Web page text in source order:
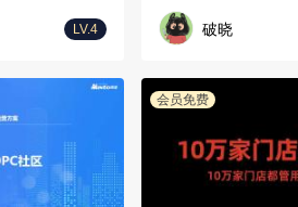
LV.4 破晓
会员免费